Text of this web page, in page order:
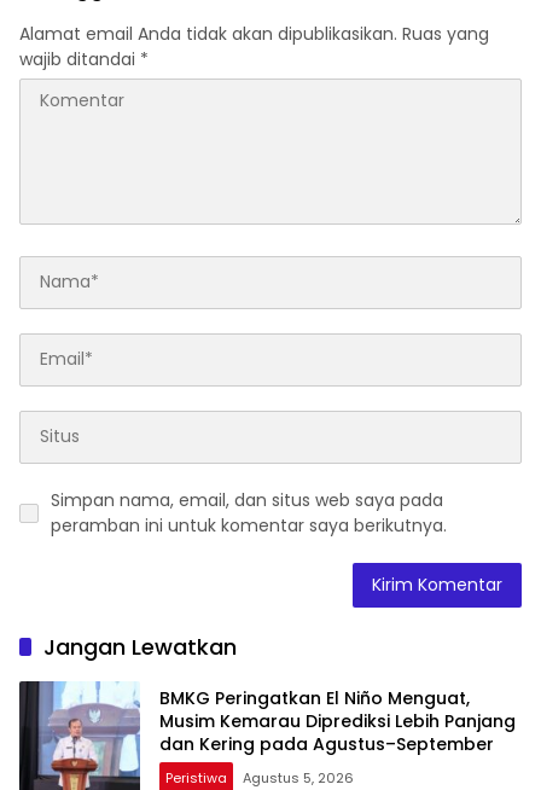
Alamat email Anda tidak akan dipublikasikan. Ruas yang
wajib ditandai *
Simpan nama, email, dan situs web saya pada
peramban ini untuk komentar saya berikutnya.
Jangan Lewatkan
BMKG Peringatkan El Niño Menguat,
Musim Kemarau Diprediksi Lebih Panjang
dan Kering pada Agustus–September
Peristiwa Agustus 5, 2026